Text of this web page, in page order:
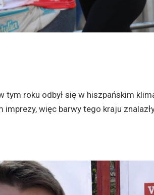
tym roku odbył się w hiszpańskim
więc barwy tego kraju